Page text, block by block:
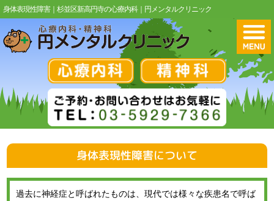
身体表現性障害｜杉並区新高円寺の心療内科｜円メンタルクリニック
身体表現性障害について
過去に神経症と呼ばれたものは、現代では様々な疾患名で呼ば